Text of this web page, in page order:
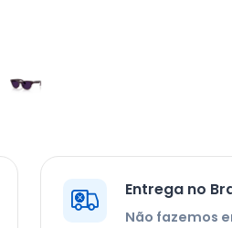
Entrega no
Não fazemos